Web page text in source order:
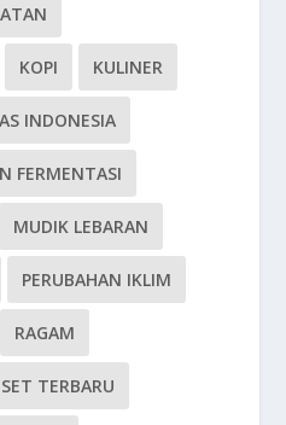
KOPI KULINER
INDONESIA
FERMENTASI
MUDIK LEBARAN
PERUBAHAN IKLIM
RAGAM
TERBARU